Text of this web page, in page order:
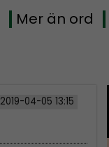
Mer än ord
2019-04-05 13:15